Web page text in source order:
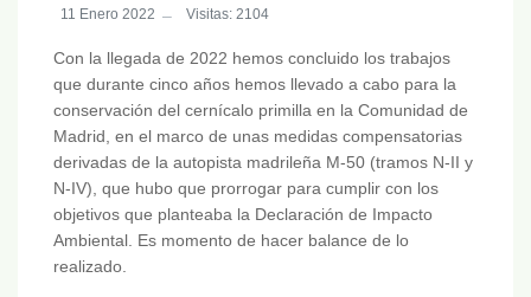
11 Enero 2022 Visitas: 2104
Con la llegada de 2022 hemos concluido los trabajos
que durante cinco años hemos llevado a cabo para la
conservación del cernícalo primilla en la Comunidad de
Madrid, en el marco de unas medidas compensatorias
derivadas de la autopista madrileña M-50 (tramos N-II y
N-IV), que hubo que prorrogar para cumplir con los
objetivos que planteaba la Declaración de Impacto
Ambiental. Es momento de hacer balance de lo
realizado.